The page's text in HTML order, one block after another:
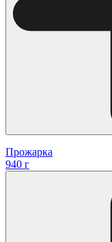
Прожарка
940 г